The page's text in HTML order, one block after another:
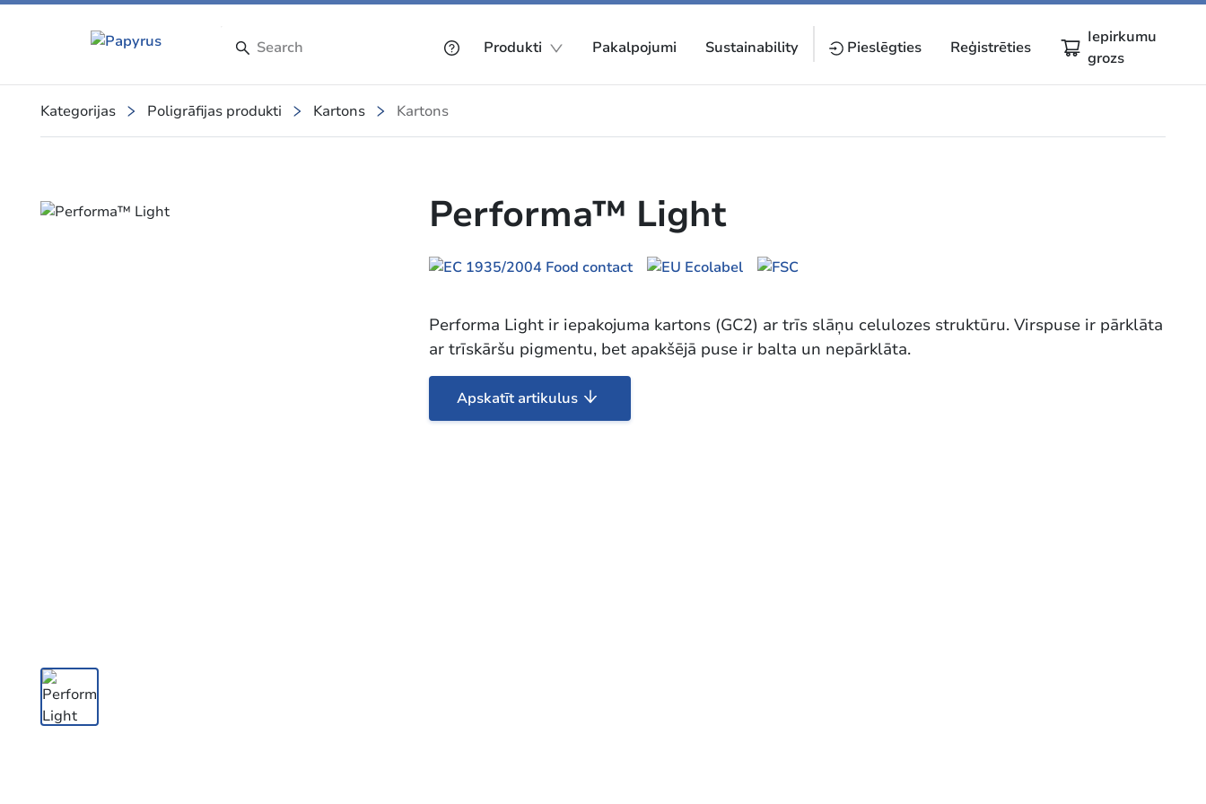
Produkti Pakalpojumi Sustainability Pieslēgties Reģistrēties
Iepirkumu
grozs
Kategorijas Poligrāfijas produkti Kartons Kartons
Slide 1 of 1 Performa™ Light
Performa Light ir iepakojuma kartons (GC2) ar trīs slāņu celulozes struktūru. Virspuse ir pārklāta
ar trīskāršu pigmentu, bet apakšējā puse ir balta un nepārklāta.
Apskatīt artikulus